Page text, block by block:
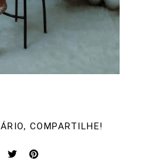
COMPARTILHE!